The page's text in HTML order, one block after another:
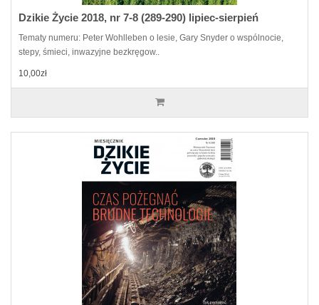
Dzikie Życie 2018, nr 7-8 (289-290) lipiec-sierpień
Tematy numeru: Peter Wohlleben o lesie, Gary Snyder o wspólnocie,
stepy, śmieci, inwazyjne bezkręgow..
10,00zł